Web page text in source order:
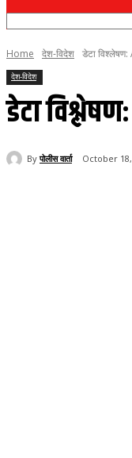
Home देश-विदेश डेटा विश्लेषण:
देश-विदेश
डेटा
By पोलीस वार्ता October